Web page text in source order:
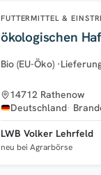
FUTTERMITTEL &
ökologischen
Bio (EU-Öko) ·
14712 Rathenow
Deutschland
LWB Volker Lehrfeld
neu bei Agrarbörse